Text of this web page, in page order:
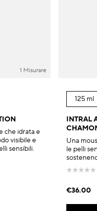
1 Misurare
che idrata e
visibile e
sensibili.
125 ml
INTRAL
Una
le pelli
€36.00